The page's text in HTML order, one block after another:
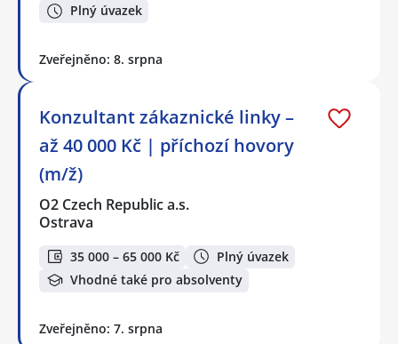
Plný úvazek
Zveřejněno: 8. srpna
Konzultant zákaznické linky –
až 40 000 Kč | příchozí hovory
(m/ž)
O2 Czech Republic a.s.
Ostrava
35 000 – 65 000 Kč
Plný úvazek
Vhodné také pro absolventy
Zveřejněno: 7. srpna